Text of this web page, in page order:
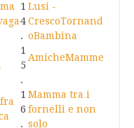
1
4
.
Lusi -
CrescoTornand
oBambina
1
5
.
AmicheMamme
1
6
.
Mamma tra i
fornelli e non
solo